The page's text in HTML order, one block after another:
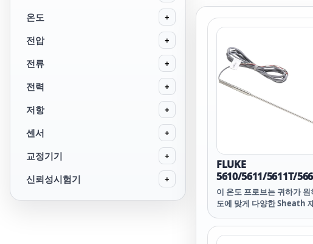
온도 +
전압 +
전류 +
전력 +
저항 +
센서 +
교정기기 +
신뢰성시험기 +
FLUKE
5610/5611/5611T/
스터 프로브
이 온도 프로브는 귀하가 원
도에 맞게 다양한 Sheath
Sheath 온도 프로브와 더
작은 팁으로 금속 Sheath